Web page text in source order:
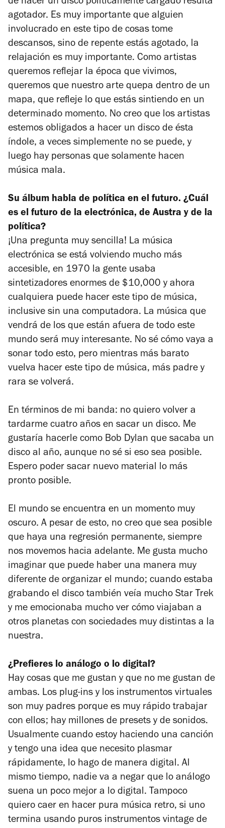
agotador. Es muy importante que alguien
involucrado en este tipo de cosas tome
descansos, sino de repente estás agotado, la
relajación es muy importante. Como artistas
queremos reflejar la época que vivimos,
queremos que nuestro arte quepa dentro de un
mapa, que refleje lo que estás sintiendo en un
determinado momento. No creo que los artistas
estemos obligados a hacer un disco de ésta
índole, a veces simplemente no se puede, y
luego hay personas que solamente hacen
música mala.
Su álbum habla de política en el futuro. ¿Cuál
es el futuro de la electrónica, de Austra y de la
política?
¡Una pregunta muy sencilla! La música
electrónica se está volviendo mucho más
accesible, en 1970 la gente usaba
sintetizadores enormes de $10,000 y ahora
cualquiera puede hacer este tipo de música,
inclusive sin una computadora. La música que
vendrá de los que están afuera de todo este
mundo será muy interesante. No sé cómo vaya a
sonar todo esto, pero mientras más barato
vuelva hacer este tipo de música, más padre y
rara se volverá.
En términos de mi banda: no quiero volver a
tardarme cuatro años en sacar un disco. Me
gustaría hacerle como Bob Dylan que sacaba un
disco al año, aunque no sé si eso sea posible.
Espero poder sacar nuevo material lo más
pronto posible.
El mundo se encuentra en un momento muy
oscuro. A pesar de esto, no creo que sea posible
que haya una regresión permanente, siempre
nos movemos hacia adelante. Me gusta mucho
imaginar que puede haber una manera muy
diferente de organizar el mundo; cuando estaba
grabando el disco también veía mucho Star Trek
y me emocionaba mucho ver cómo viajaban a
otros planetas con sociedades muy distintas a la
nuestra.
¿Prefieres lo análogo o lo digital?
Hay cosas que me gustan y que no me gustan de
ambas. Los plug-ins y los instrumentos virtuales
son muy padres porque es muy rápido trabajar
con ellos; hay millones de presets y de sonidos.
Usualmente cuando estoy haciendo una canción
y tengo una idea que necesito plasmar
rápidamente, lo hago de manera digital. Al
mismo tiempo, nadie va a negar que lo análogo
suena un poco mejor a lo digital. Tampoco
quiero caer en hacer pura música retro, si uno
termina usando puros instrumentos vintage de